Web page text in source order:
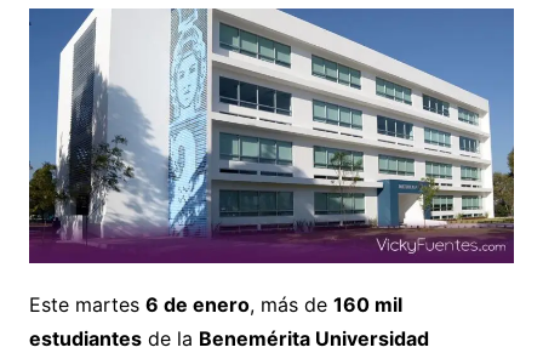
Este martes 6 de enero, más de 160 mil
estudiantesde la Benemérita Universidad